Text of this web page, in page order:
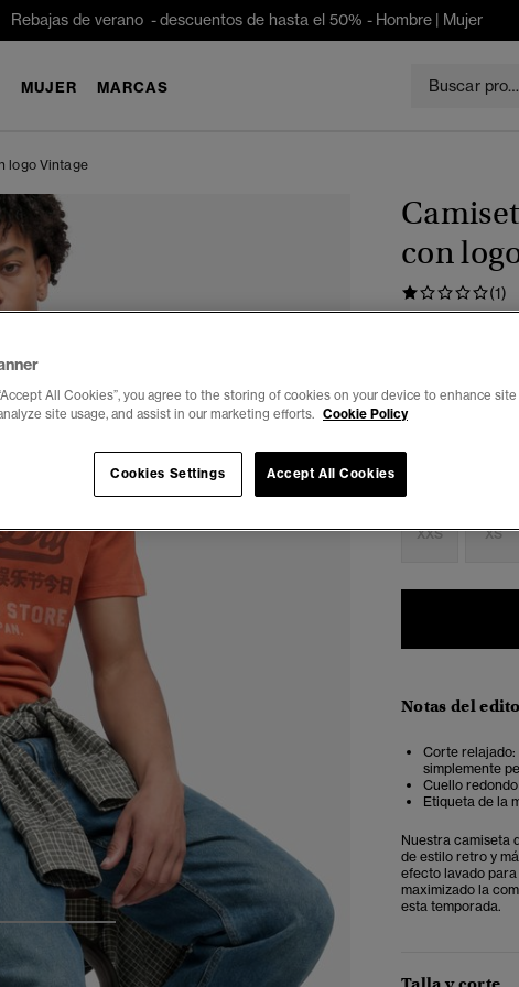
Rebajas de verano - descuentos de hasta el 50% - Hombre | Mujer
MUJER MARCAS
logo Vintage
5
con
(1)
XXS XS
Notas del
Corte relajado:
simplemente
Cuello
Etiqueta de la
Nuestra camiseta
de estilo retro y
efecto lavado
maximizado la
esta temporada.
All Cookies”, you agree to the storing of cookies on your device to enhance site
site usage, and assist in our marketing efforts. Cookie Policy
Accept All Cookies
Cookies Settings